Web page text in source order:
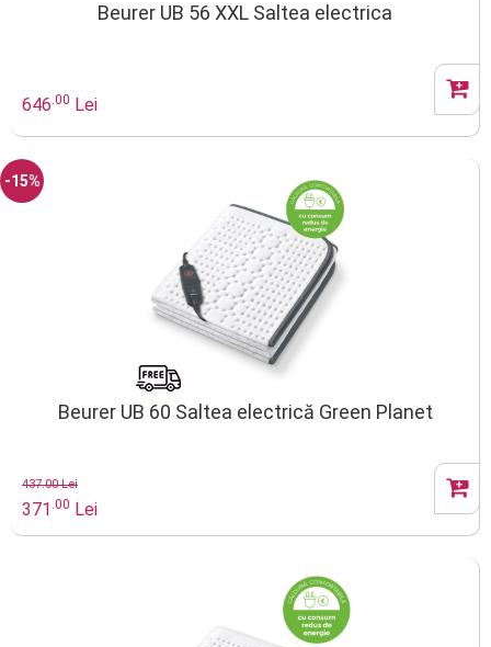
Beurer UB 56 XXL Saltea electrica
646.00 Lei
-15%
Beurer UB 60 Saltea electrică Green Planet
437.00 Lei
371 .00 Lei